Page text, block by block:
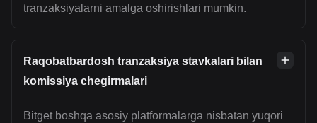
tranzaksiyalarni amalga oshirishlari mumkin.
Raqobatbardosh tranzaksiya stavkalari bilan
komissiya chegirmalari
Bitget boshqa asosiy platformalarga nisbatan yuqori